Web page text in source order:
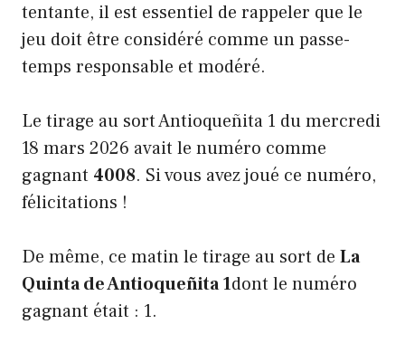
tentante, il est essentiel de rappeler que le
jeu doit être considéré comme un passe-
temps responsable et modéré.
Le tirage au sort Antioqueñita 1 du mercredi
18 mars 2026 avait le numéro comme
gagnant 4008. Si vous avez joué ce numéro,
félicitations !
De même, ce matin le tirage au sort de La
Quinta de Antioqueñita 1dont le numéro
gagnant était : 1.